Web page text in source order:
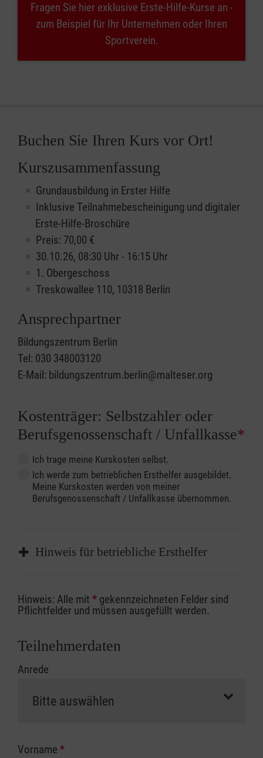
Fragen Sie hier exklusive Erste-Hilfe-Kurse an -
zum Beispiel für Ihr Unternehmen oder Ihren
Sportverein.
Buchen Sie Ihren Kurs vor Ort!
Kurszusammenfassung
Grundausbildung in Erster Hilfe
Inklusive Teilnahmebescheinigung und digitaler
Erste-Hilfe-Broschüre
Preis: 70,00 €
30.10.26, 08:30 Uhr - 16:15 Uhr
1. Obergeschoss
Treskowallee 110, 10318 Berlin
Ansprechpartner
Bildungszentrum Berlin
Tel: 030 348003120
E-Mail: bildungszentrum.berlin@malteser.org
Kostenträger: Selbstzahler oder
Berufsgenossenschaft / Unfallkasse*
Ich trage meine Kurskosten selbst.
Ich werde zum betrieblichen Ersthelfer ausgebildet.
Meine Kurskosten werden von meiner
Berufsgenossenschaft / Unfallkasse übernommen.
Hinweis für betriebliche Ersthelfer
Sofern Sie ein Kostenübernahmeverfahren
Ihrer Berufsgenossenschaft / Unfallkasse
Abrechnungsunterlagen spätestens zu
erfolgt eine Abrechnung der vollen Kursgebühr
Die notwendigen Formulare für die
zuständigen Berufsgenossenschaft oder
Hinweis: Alle mit * gekennzeichneten Felder sind
Pflichtfelder und müssen ausgefüllt werden.
Teilnehmerdaten
Anrede
Vorname *